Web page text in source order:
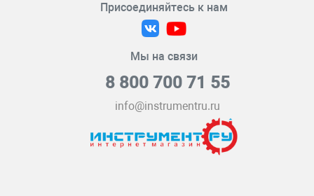
Присоединяйтесь к нам
Мы на связи
8 800 700 71 55
info@instrumentru.ru